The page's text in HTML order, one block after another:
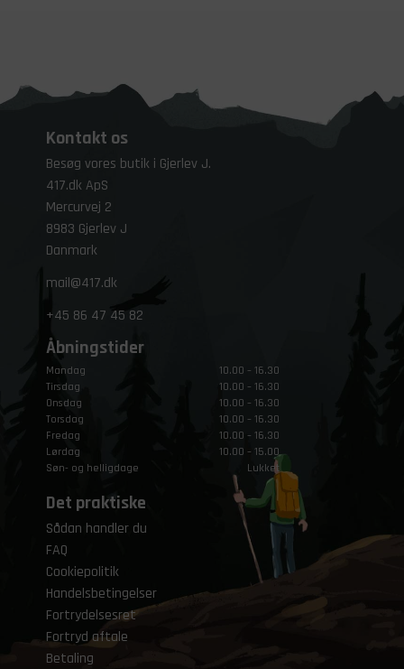
Kontakt os
Besøg vores butik i Gjerlev J.
417.dk ApS
Mercurvej 2
8983 Gjerlev J
Danmark
mail@417.dk
+45 86 47 45 82
Åbningstider
Mandag
10.00 – 16.30
Tirsdag
10.00 – 16.30
Onsdag
10.00 – 16.30
Torsdag
10.00 – 16.30
Fredag
10.00 – 16.30
Lørdag
10.00 – 15.00
Søn- og helligdage
Lukket
Det praktiske
Sådan handler du
FAQ
Cookiepolitik
Handelsbetingelser
Fortrydelsesret
Fortryd aftale
Betaling